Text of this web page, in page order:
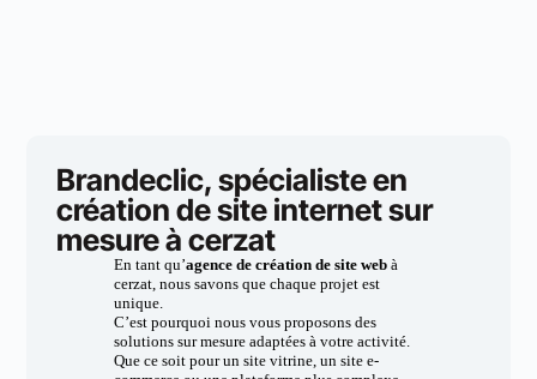
Brandeclic, spécialiste en
création de site internet sur
mesure à cerzat
En tant qu’agence de création de site webà
cerzat, nous savons que chaque projet est
unique.
C’est pourquoi nous vous proposons des
solutions sur mesure adaptées à votre activité.
Que ce soit pour un site vitrine, un site e-